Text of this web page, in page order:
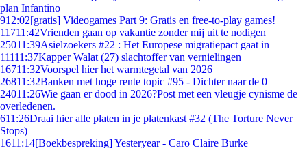
plan Infantino
912:02[gratis] Videogames Part 9: Gratis en free-to-play games!
11711:42Vrienden gaan op vakantie zonder mij uit te nodigen
25011:39Asielzoekers #22 : Het Europese migratiepact gaat in
11111:37Kapper Walat (27) slachtoffer van vernielingen
16711:32Voorspel hier het warmtegetal van 2026
26811:32Banken met hoge rente topic #95 - Dichter naar de 0
24011:26Wie gaan er dood in 2026?Post met een vleugje cynisme de
overledenen.
611:26Draai hier alle platen in je platenkast #32 (The Torture Never
Stops)
1611:14[Boekbespreking] Yesteryear - Caro Claire Burke